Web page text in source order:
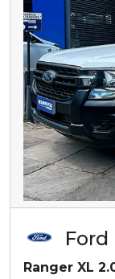
Ford
Ranger XL